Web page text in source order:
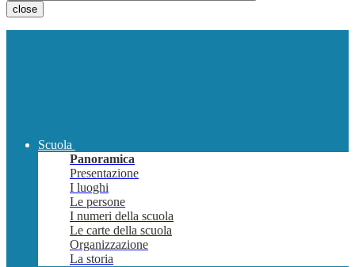
close
Scuola
Panoramica
Presentazione
I luoghi
Le persone
I numeri della scuola
Le carte della scuola
Organizzazione
La storia